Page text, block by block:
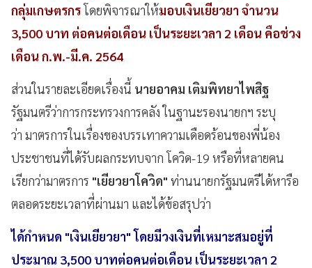
กลุ่มเกษตรกรโดยพิจารณาให้มอบเงินเยียวยา จำนวน
3,500 บาท ต่อคนต่อเดือน เป็นระยะเวลา 2 เดือน คือช่วง
เดือน ก.พ.-มี.ค. 2564
ส่วนในรายละเอียดเรื่องนี้ นายอาคม เติมพิทยาไพสิฐ
รัฐมนตรีว่าการกระทรวงการคลัง ในฐานะรองนายกฯ ระบุ
ว่า มาตรการในเรื่องของบรรเทาความเดือดร้อนของพี่น้อง
ประชาชนที่ได้รับผลกระทบจาก โควิด-19 หรือที่หลายคน
เรียกว่ามาตรการ "เยียวยาโควิด" ท่านนายกรัฐมนตรีได้หารือ
ตลอดระยะเวลาที่ผ่านมา และได้ข้อสรุปว่า
ได้กำหนด "เงินเยียวยา" โดยมีวงเงินที่เหมาะสมอยู่ที่
ประมาณ 3,500 บาทต่อคนต่อเดือน เป็นระยะเวลา 2